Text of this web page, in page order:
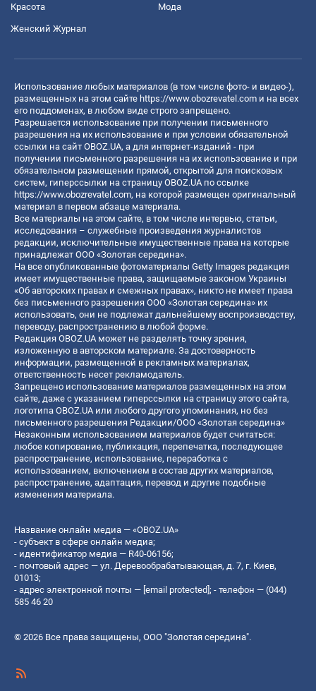
Красота Мода
Женский Журнал
Использование любых материалов (в том числе фото- и видео-),
размещенных на этом сайте https://www.obozrevatel.com и на всех
его поддоменах, в любом виде строго запрещено.
Разрешается использование при получении письменного
разрешения на их использование и при условии обязательной
ссылки на сайт OBOZ.UA, а для интернет-изданий - при
получении письменного разрешения на их использование и при
обязательном размещении прямой, открытой для поисковых
систем, гиперссылки на страницу OBOZ.UA по ссылке
https://www.obozrevatel.com, на которой размещен оригинальный
материал в первом абзаце материала.
Все материалы на этом сайте, в том числе интервью, статьи,
исследования – служебные произведения журналистов
редакции, исключительные имущественные права на которые
принадлежат ООО «Золотая середина».
На все опубликованные фотоматериалы Getty Images редакция
имеет имущественные права, защищаемые законом Украины
«Об авторских правах и смежных правах», никто не имеет права
без письменного разрешения ООО «Золотая середина» их
использовать, они не подлежат дальнейшему воспроизводству,
переводу, распространению в любой форме.
Редакция OBOZ.UA может не разделять точку зрения,
изложенную в авторском материале. За достоверность
информации, размещенной в рекламных материалах,
ответственность несет рекламодатель.
Запрещено использование материалов размещенных на этом
сайте, даже с указанием гиперссылки на страницу этого сайта,
логотипа OBOZ.UA или любого другого упоминания, но без
письменного разрешения Редакции/ООО «Золотая середина»
Незаконным использованием материалов будет считаться:
любое копирование, публикация, перепечатка, последующее
распространение, использование, переработка с
использованием, включением в состав других материалов,
распространение, адаптация, перевод и другие подобные
изменения материала.
Название онлайн медиа — «OBOZ.UA»
- субъект в сфере онлайн медиа;
- идентификатор медиа — R40-06156;
- почтовый адрес — ул. Деревообрабатывающая, д. 7, г. Киев,
01013;
- адрес электронной почты — [email protected] ; - телефон — (044)
585 46 20
© 2026 Все права защищены, ООО "Золотая середина".